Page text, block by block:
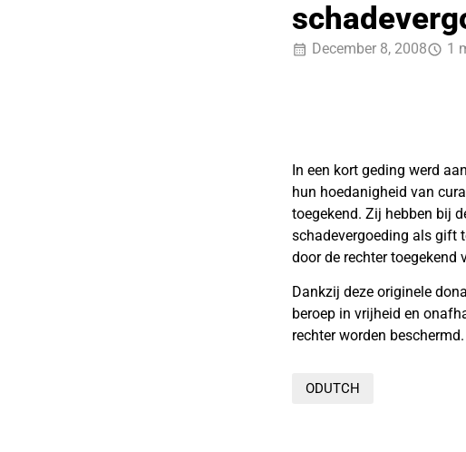
December 8, 2008 1
In een kort geding werd
hun hoedanigheid van
toegekend. Zij hebben bij
schadevergoeding als gift
door de rechter toegekend
Dankzij deze originele
beroep in vrijheid en
rechter worden beschermd.
ODUTCH